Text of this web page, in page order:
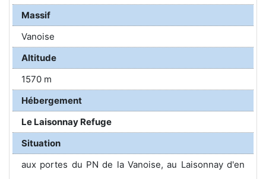
Massif
Vanoise
Altitude
1570 m
Hébergement
Le Laisonnay Refuge
Situation
aux portes du PN de la Vanoise, au Laisonnay d'en